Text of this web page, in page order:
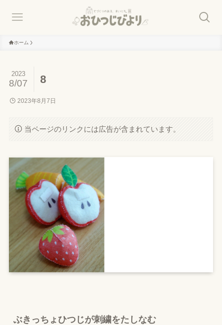
ホーム
8
2023
8/07
2023年8月7日
当ページのリンクには広告が含まれています。
ぶきっちょひつじが刺繍をたしなむ